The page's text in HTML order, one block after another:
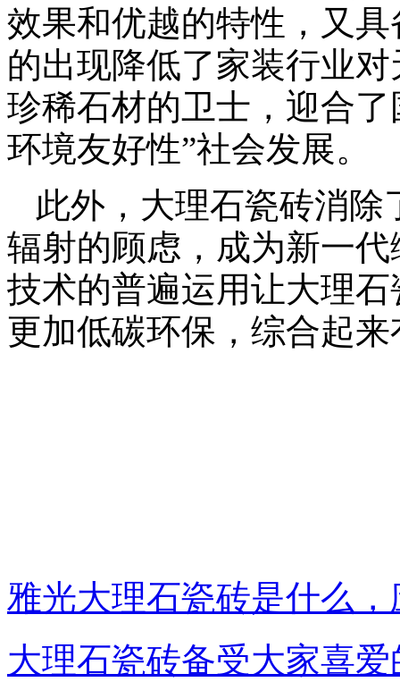
效果和优越的特性，又
的出现降低了家装行业
珍稀石材的卫士，迎合
环境友好性”社会发展。
此外，大理石瓷砖消
辐射的顾虑，成为新一
技术的普遍运用让大理
更加低碳环保，综合起
雅光大理石瓷砖是什么
大理石瓷砖备受大家喜爱